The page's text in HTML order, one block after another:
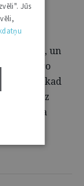
un
piemēro
no brīža, kad
līdz
Jūs